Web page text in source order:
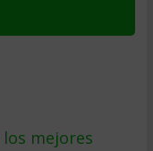
los mejores